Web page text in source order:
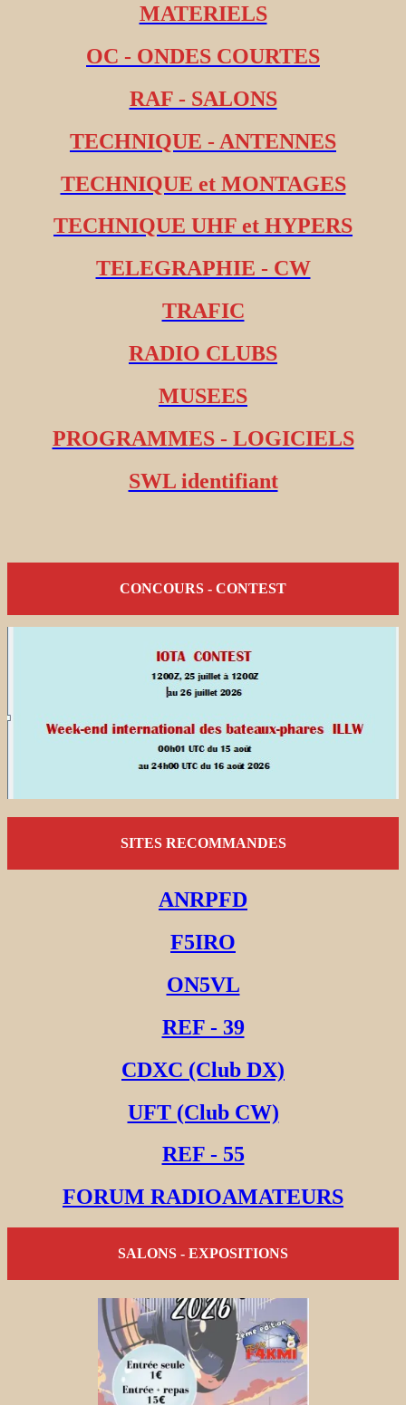
MATERIELS
OC - ONDES COURTES
RAF - SALONS
TECHNIQUE - ANTENNES
TECHNIQUE et MONTAGES
TECHNIQUE UHF et HYPERS
TELEGRAPHIE - CW
TRAFIC
RADIO CLUBS
MUSEES
PROGRAMMES - LOGICIELS
SWL identifiant
CONCOURS - CONTEST
SITES RECOMMANDES
ANRPFD
F5IRO
ON5VL
REF - 39
CDXC (Club DX)
UFT (Club CW)
REF - 55
FORUM RADIOAMATEURS
SALONS - EXPOSITIONS